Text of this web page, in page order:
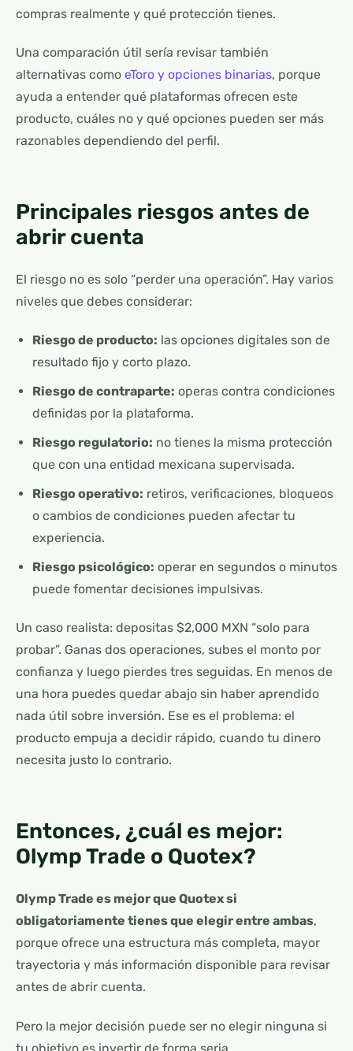
compras realmente y qué protección tienes.
Una comparación útil sería revisar también
alternativas como eToro y opciones binarias, porque
ayuda a entender qué plataformas ofrecen este
producto, cuáles no y qué opciones pueden ser más
razonables dependiendo del perfil.
Principales riesgos antes de
abrir cuenta
El riesgo no es solo “perder una operación”. Hay varios
niveles que debes considerar:
Riesgo de producto: las opciones digitales son de
resultado fijo y corto plazo.
Riesgo de contraparte: operas contra condiciones
definidas por la plataforma.
Riesgo regulatorio: no tienes la misma protección
que con una entidad mexicana supervisada.
Riesgo operativo: retiros, verificaciones, bloqueos
o cambios de condiciones pueden afectar tu
experiencia.
Riesgo psicológico: operar en segundos o minutos
puede fomentar decisiones impulsivas.
Un caso realista: depositas $2,000 MXN “solo para
probar”. Ganas dos operaciones, subes el monto por
confianza y luego pierdes tres seguidas. En menos de
una hora puedes quedar abajo sin haber aprendido
nada útil sobre inversión. Ese es el problema: el
producto empuja a decidir rápido, cuando tu dinero
necesita justo lo contrario.
Entonces, ¿cuál es mejor:
Olymp Trade o Quotex?
Olymp Trade es mejor que Quotex si
obligatoriamente tienes que elegir entre ambas,
porque ofrece una estructura más completa, mayor
trayectoria y más información disponible para revisar
antes de abrir cuenta.
Pero la mejor decisión puede ser no elegir ninguna si
tu objetivo es invertir de forma seria.